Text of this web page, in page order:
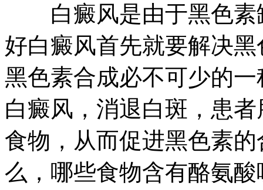
白癜风是由于黑色素
好白癜风首先就要解决
黑色素合成必不可少的
白癜风，消退白斑，患
食物，从而促进黑色素
么，哪些食物含有酪氨